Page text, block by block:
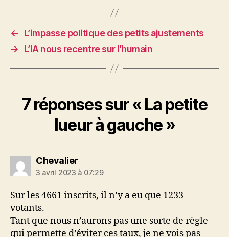
←
L’impasse politique des petits ajustements
→
L’IA nous recentre sur l’humain
7 réponses sur « La petite
lueur à gauche »
Chevalierdit :
3 avril 2023 à 07:29
Sur les 4661 inscrits, il n’y a eu que 1233
votants.
Tant que nous n’aurons pas une sorte de règle
qui permette d’éviter ces taux, je ne vois pas